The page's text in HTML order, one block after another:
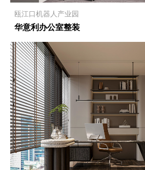
瓯江口机器人产业园
华意利办公室整装